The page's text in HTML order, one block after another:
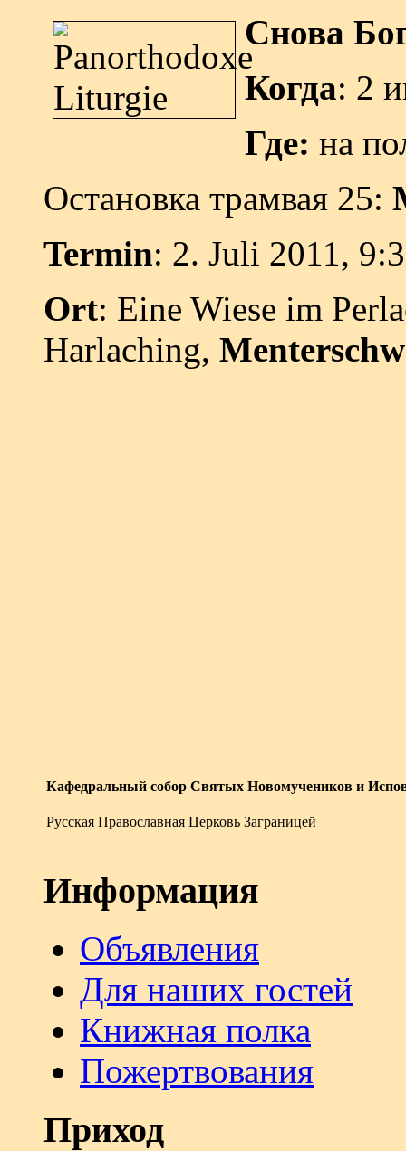
Снова
Когда: 2
Где: на
Остановка трамвая 25:
Termin: 2. Juli 2011,
Ort: Eine Wiese im
Harlaching,
Кафедральный собор Святых Новомучеников и
Русская Православная Церковь Заграницей
Информация
Объявления
Для наших гостей
Книжная полка
Пожертвования
Приход